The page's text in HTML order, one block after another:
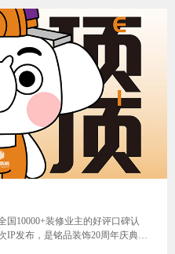
国10000+装修业主的好评口碑认
IP发布，是铭品装饰20周年庆典的